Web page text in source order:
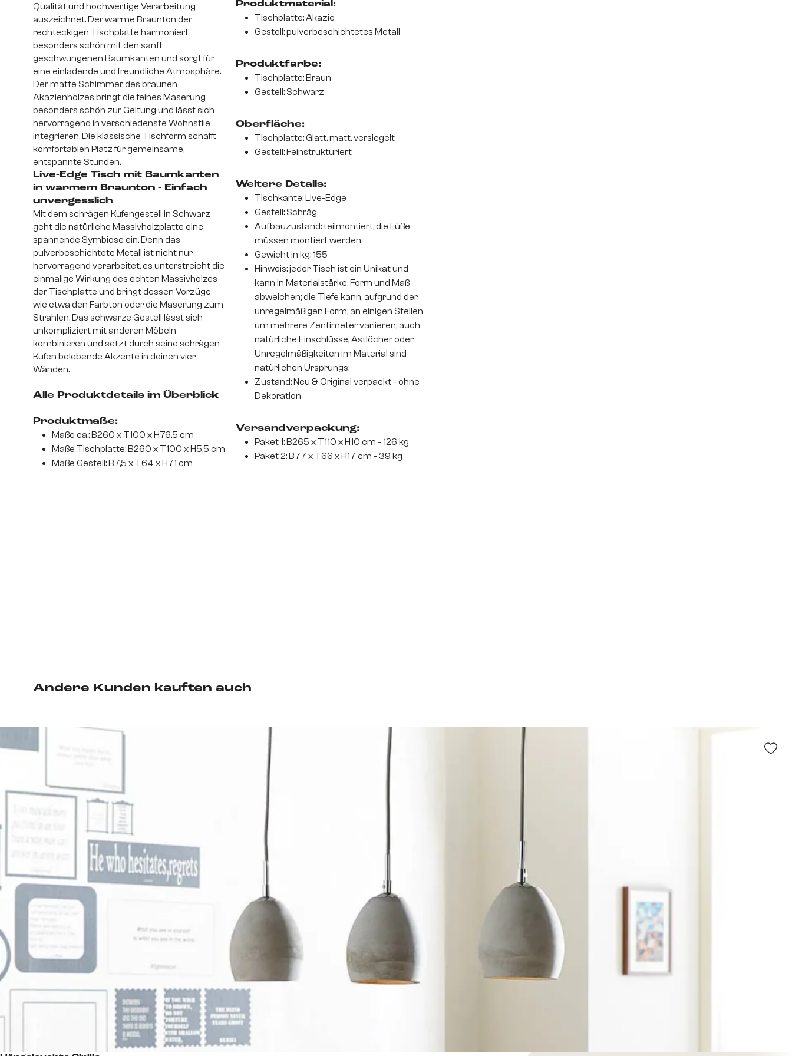
Qualität und hochwertige Verarbeitung
auszeichnet. Der warme Braunton der
rechteckigen Tischplatte harmoniert
besonders schön mit den sanft
geschwungenen Baumkanten und sorgt für
eine einladende und freundliche Atmosphäre.
Der matte Schimmer des braunen
Akazienholzes bringt die feines Maserung
besonders schön zur Geltung und lässt sich
hervorragend in verschiedenste Wohnstile
integrieren. Die klassische Tischform schafft
komfortablen Platz für gemeinsame,
entspannte Stunden.
Live-Edge Tisch mit Baumkanten
in warmem Braunton - Einfach
unvergesslich
Mit dem schrägen Kufengestell in Schwarz
geht die natürliche Massivholzplatte eine
spannende Symbiose ein. Denn das
pulverbeschichtete Metall ist nicht nur
hervorragend verarbeitet, es unterstreicht die
einmalige Wirkung des echten Massivholzes
der Tischplatte und bringt dessen Vorzüge
wie etwa den Farbton oder die Maserung zum
Strahlen. Das schwarze Gestell lässt sich
unkompliziert mit anderen Möbeln
kombinieren und setzt durch seine schrägen
Kufen belebende Akzente in deinen vier
Wänden.
Alle Produktdetails im Überblick
Produktmaße:
Maße ca.: B260 x T100 x H76,5 cm
Maße Tischplatte: B260 x T100 x H5,5 cm
Maße Gestell: B7,5 x T64 x H71 cm
Produktmaterial:
Tischplatte: Akazie
Gestell: pulverbeschichtetes Metall
Produktfarbe:
Tischplatte: Braun
Gestell: Schwarz
Oberfläche:
Tischplatte: Glatt, matt, versiegelt
Gestell: Feinstrukturiert
Weitere Details:
Tischkante: Live-Edge
Gestell: Schräg
Aufbauzustand: teilmontiert, die Füße
müssen montiert werden
Gewicht in kg: 155
Hinweis: jeder Tisch ist ein Unikat und
kann in Materialstärke, Form und Maß
abweichen; die Tiefe kann, aufgrund der
unregelmäßigen Form, an einigen Stellen
um mehrere Zentimeter variieren; auch
natürliche Einschlüsse, Astlöcher oder
Unregelmäßigkeiten im Material sind
natürlichen Ursprungs;
Zustand: Neu & Original verpackt - ohne
Dekoration
Versandverpackung:
Paket 1: B265 x T110 x H10 cm - 126 kg
Paket 2: B77 x T66 x H17 cm - 39 kg
Andere Kunden kauften auch